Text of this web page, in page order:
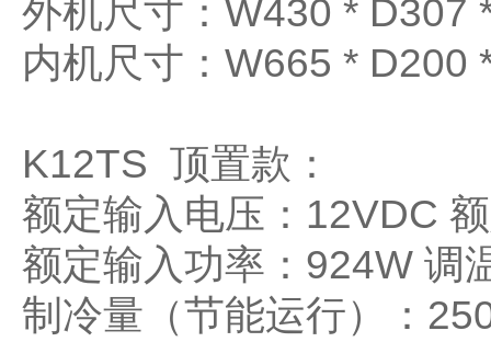
外机尺寸：W430 * D307
内机尺寸：W665 * D200
K12TS 顶置款：
额定输入电压：12VDC
额定输入功率：924W 调
制冷量（节能运行）：